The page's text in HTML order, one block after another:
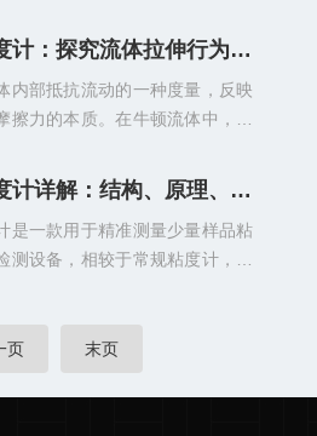
对流体表征的刚性需求。在这一
流变学测量工具的物理空间压
次基于微机电系统（MEMS）和
力过程中的力学响应，精准计算
相关流变参数，为材料研发、生
艺优化提供科学数据支撑。它适
材料的测试需求，操作规范且测
是深入了解材料拉伸特性、保障
料的拉伸流变性能直接决定其加
性和最终产品质量，如聚合物纺
拉伸粘度计：探究流体拉伸行为的精密科学仪器
内部抵抗流动的一种度量，反映
擦力的本质。在牛顿流体中，粘
生物流体，如聚合物溶液、熔
、乳液等，都属于非牛顿流体，
流动条件（如剪切速率或拉伸速
。流动类型主要分为剪切流动和
伸流动中，流体元在流动方向上
微量粘度计详解：结构、原理、用途及使用方法
是一款用于精准测量少量样品粘
测设备，相较于常规粘度计，其
、化工、食品、生物、材料等多
页 末页